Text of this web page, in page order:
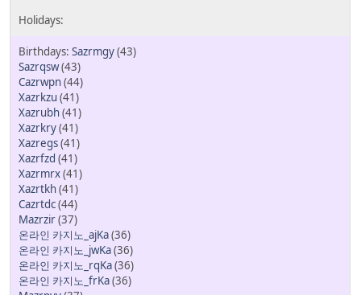
Sazrmgy(43)
Sazrqsw(43)
Cazrwpn(44)
Xazrkzu (41)
Xazrubh(41)
Xazrkry(41)
Xazregs(41)
Xazrfzd (41)
Xazrmrx(41)
Xazrtkh(41)
Cazrtdc(44)
Mazrzir(37)
온라인 카지노_ajKa(36)
온라인 카지노_jwKa(36)
온라인 카지노_rqKa(36)
온라인 카지노_frKa(36)